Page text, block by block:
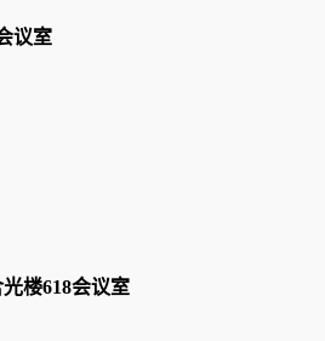
议室
楼618会议室